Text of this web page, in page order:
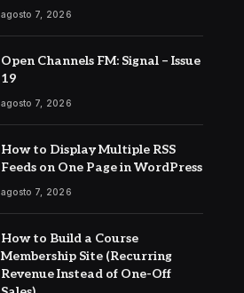
agosto 7, 2026
Open Channels FM: Signal – Issue
19
agosto 7, 2026
How to Display Multiple RSS
Feeds on One Page in WordPress
agosto 7, 2026
How to Build a Course
Membership Site (Recurring
Revenue Instead of One-Off